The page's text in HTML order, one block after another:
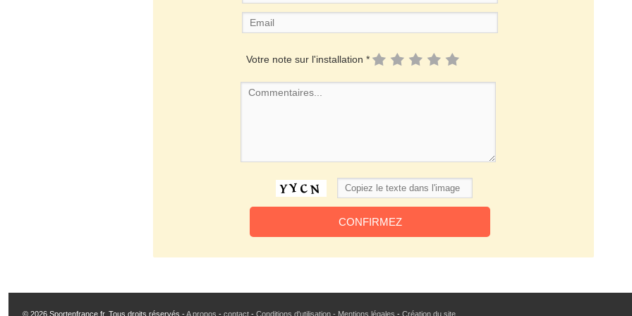
Votre note sur l'installation *
© 2026 Sportenfrance.fr, Tous droits réservés -A propos - contact - Conditions d'utilisation - Mentions légales - Création du site